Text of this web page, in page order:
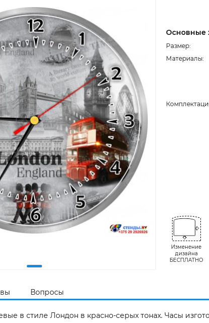
Основные
Размер:
Материалы:
Изменение
дизайна
БЕСПЛАТНО
Вопросы
в стиле Лондон в красно-серых тонах. Часы